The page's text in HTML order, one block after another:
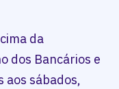
da
dos Bancários e
aos sábados,